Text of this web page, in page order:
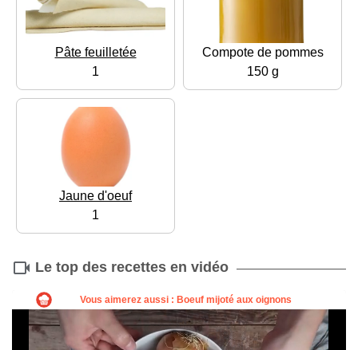
Pâte feuilletée
1
Compote de pommes
150 g
Jaune d'oeuf
1
Le top des recettes en vidéo